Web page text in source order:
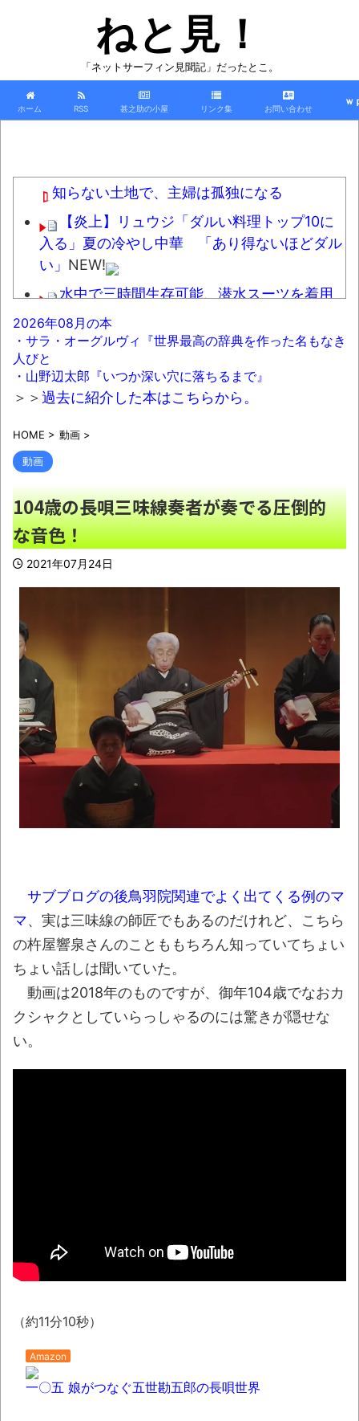
ねと見！
「ネットサーフィン見聞記」だったとこ。
ホーム RSS 甚之助の小屋 リンク集 お問い合わせ
ｗ
知らない土地で、主婦は孤独になる
【炎上】リュウジ「ダルい料理トップ10に
入る」夏の冷やし中華 「あり得ないほどダル
い」 NEW!
水中で三時間生存可能、潜水スーツを着用
させた水中用ゴキブリを開発
福田雄一「新ケロロに福田組が出ます！」
→爆死 ちいかわの監督「原作に忠実に」→爆
売れNEW!
のツバメが賢い。
NEW!
渡邊渚さん「私がPTSDと診断された当時、
世間はまだPTSDという言葉は浸透されていま
せんでした」
北海道江別大学生殺人事件、主犯格の川口
被告(19)に無期懲役の判決
日本などのSNSを埋め尽くす「釜山病」と
は？「ソウル病」に続く新ワード！
NEW!
ウード&ギターで奏でるFF5「古代図書
館」！
NEW!
【画像】JK「なぁこれウチの気持ちやね
ん、全部食べてな！」NEW!
【悲報】生成AI、メモリやSSDだけでなく
「マザーボード」まで値上げさせてしまいそう
付いたチワワが可愛すぎるｗｗｗｗ
NEW!
ジャンポケ斉藤「同意があったんです。本
当です。信じて下さい」 ←何でこの主張が通
らないの？NEW!
豚汁がたいへん好きなのだが、最近見か
けるようになった豚汁専門店の豚汁に不満を感
じることがある「この工程はマストだ」「自分
ドアノブの修理を頼んだら…とんでもない事に
36年 ～因果な逆転劇～
50歳になりました
凡庸な悪
2026年08月の本
・サラ・オーグルヴィ『世界最高の辞典を作った名もなき
人びと
・山野辺太郎『いつか深い穴に落ちるまで』
＞＞過去に紹介した本はこちらから。
HOME > 動画 >
動画
104歳の長唄三味線奏者が奏でる圧倒的
な音色！
2021年07月24日
サブブログの後鳥羽院関連でよく出てくる例のマ
マ、実は三味線の師匠でもあるのだけれど、こちら
の杵屋響泉さんのことももちろん知っていてちょい
ちょい話しは聞いていた。
動画は2018年のものですが、御年104歳でなおカ
クシャクとしていらっしゃるのには驚きが隠せな
い。
（約11分10秒）
Amazon
一〇五 娘がつなぐ五世勘五郎の長唄世界